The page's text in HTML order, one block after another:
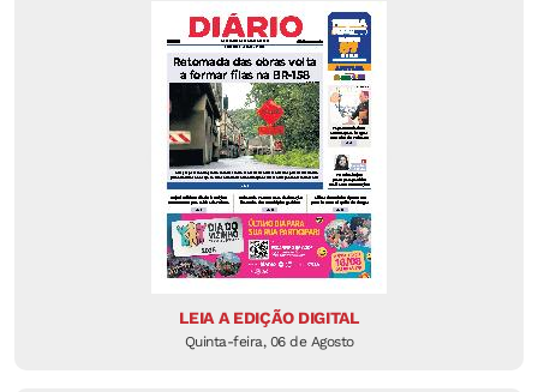
LEIA A EDIÇÃO DIGITAL
Quinta-feira, 06 de Agosto